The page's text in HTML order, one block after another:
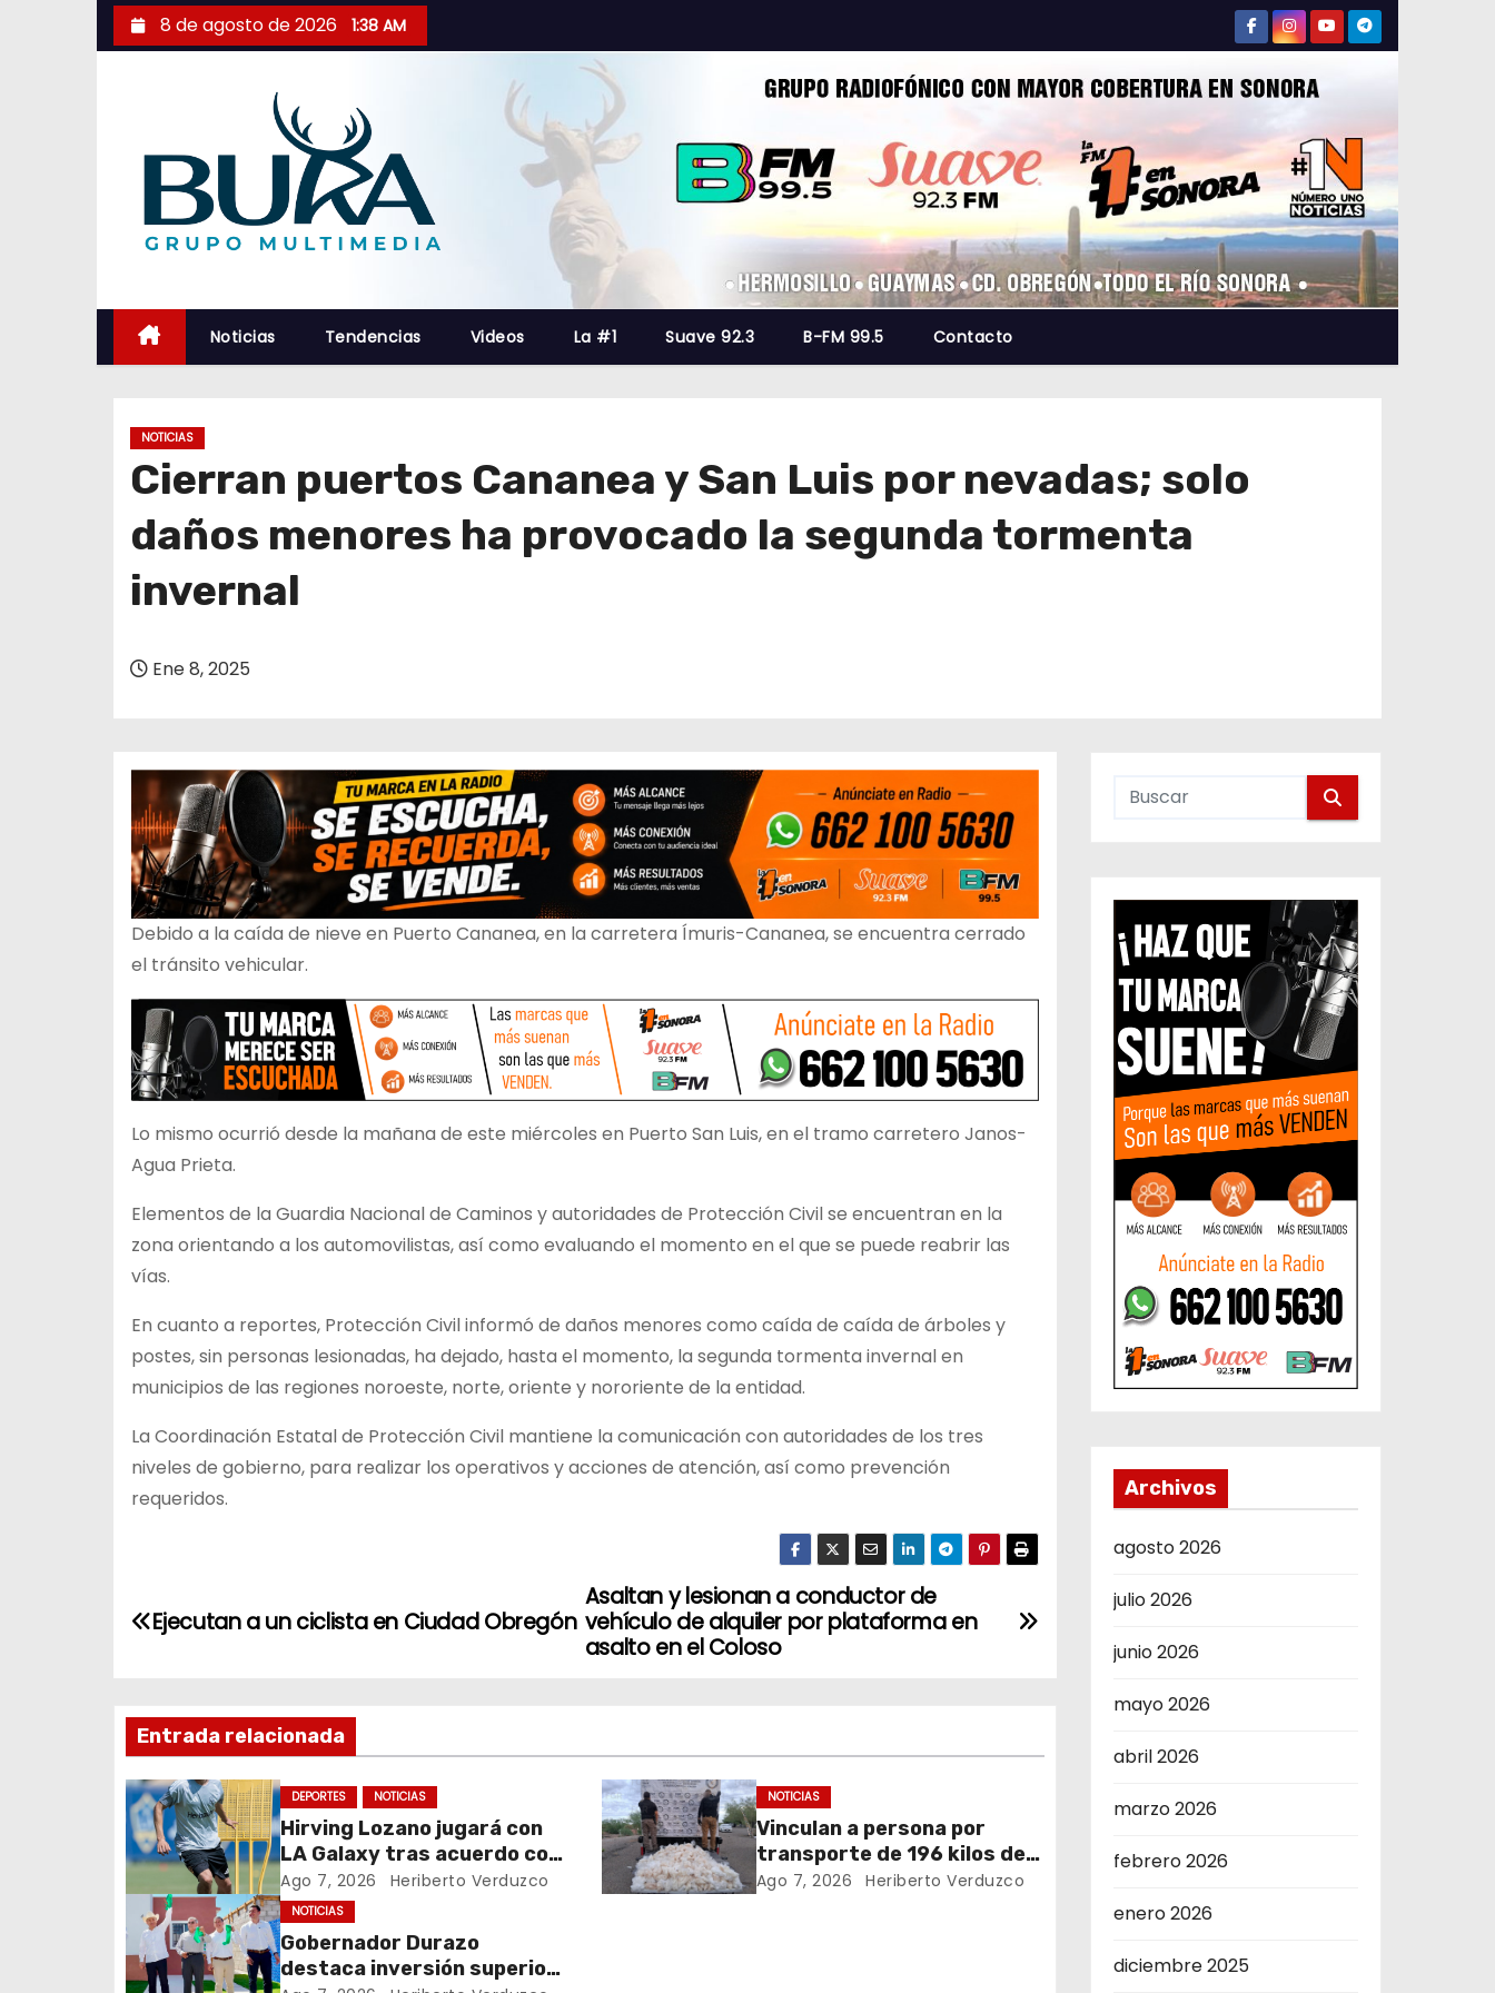
a
8 de agosto de 2026 1:38 AM
Noticias Tendencias Videos La #1 Suave 92.3 B-FM 99.5 Contacto
NOTICIAS
Cierran puertos Cananea y San Luis por nevadas; solo
daños menores ha provocado la segunda tormenta
invernal
Ene 8, 2025
Debido a la caída de nieve en Puerto Cananea, en la carretera Ímuris-Cananea, se encuentra cerrado
el tránsito vehicular.
Lo mismo ocurrió desde la mañana de este miércoles en Puerto San Luis, en el tramo carretero Janos-
Agua Prieta.
Elementos de la Guardia Nacional de Caminos y autoridades de Protección Civil se encuentran en la
zona orientando a los automovilistas, así como evaluando el momento en el que se puede reabrir las
vías.
En cuanto a reportes, Protección Civil informó de daños menores como caída de caída de árboles y
postes, sin personas lesionadas, ha dejado, hasta el momento, la segunda tormenta invernal en
municipios de las regiones noroeste, norte, oriente y nororiente de la entidad.
La Coordinación Estatal de Protección Civil mantiene la comunicación con autoridades de los tres
niveles de gobierno, para realizar los operativos y acciones de atención, así como prevención
requeridos.
N
e
g
a
c
ó
Asaltan y lesionan a conductor de
vehículo de alquiler por plataforma en
asalto en el Coloso
Ejecutan a un ciclista en Ciudad Obregón
Entrada relacionada
DEPORTES NOTICIAS
Hirving Lozano jugará con
LA Galaxy tras acuerdo con
San Diego FC
Ago 7, 2026 Heriberto Verduzco
NOTICIAS
Vinculan a persona por
transporte de 196 kilos de
metanfetamina en Sonora
Ago 7, 2026 Heriberto Verduzco
NOTICIAS
Gobernador Durazo
destaca inversión superior
Archivos
agosto 2026
julio 2026
junio 2026
mayo 2026
abril 2026
marzo 2026
febrero 2026
enero 2026
diciembre 2025